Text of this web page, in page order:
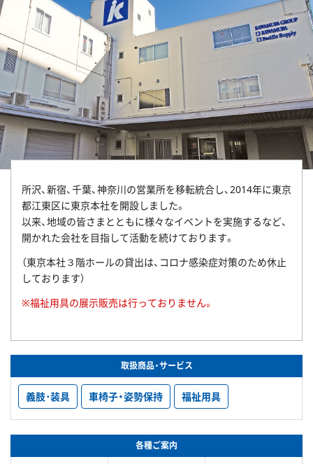
所沢、新宿、千葉、神奈川の営業所を移転統合し、2014年に東京
都江東区に東京本社を開設しました。
以来、地域の皆さまとともに様々なイベントを実施するなど、
開かれた会社を目指して活動を続けております。
（東京本社３階ホールの貸出は、コロナ感染症対策のため休止
しております）
※福祉用具の展示販売は行っておりません。
取扱商品・サービス
義肢･装具 車椅子・姿勢保持 福祉用具
各種ご案内